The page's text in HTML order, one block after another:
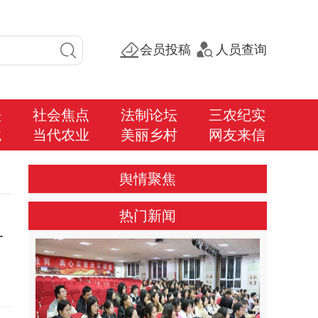
会员投稿 人员查询
社会焦点 法制论坛
三农纪实
当代农业 美丽乡村 网友来信
舆情聚焦
热门新闻